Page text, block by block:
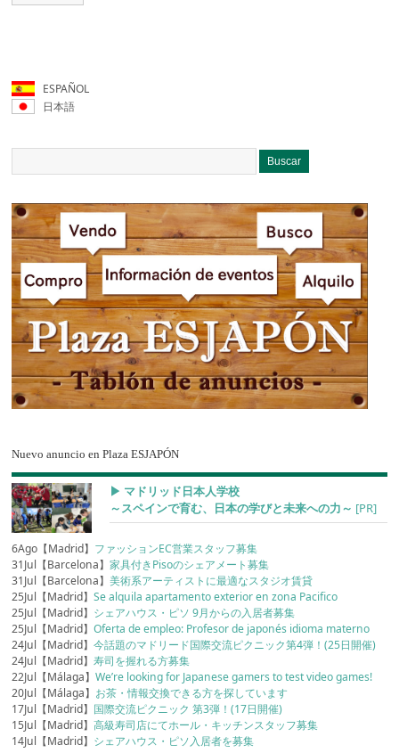
ESPAÑOL
日本語
Nuevo anuncio en Plaza ESJAPÓN
▶︎ マドリッド日本人学校
～スペインで育む、日本の学びと未来への力～ [PR]
6Ago【Madrid】 ファッションEC営業スタッフ募集
31Jul【Barcelona】家具付きPisoのシェアメート募集
31Jul【Barcelona】美術系アーティストに最適なスタジオ賃貸
25Jul【Madrid】Se alquila apartamento exterior en zona Pacifico
25Jul【Madrid】 シェアハウス・ピソ 9月からの入居者募集
25Jul【Madrid】Oferta de empleo: Profesor de japonés idioma materno
24Jul【Madrid】今話題のマドリード国際交流ピクニック第4弾！(25日開催)
24Jul【Madrid】寿司を握れる方募集
22Jul【Málaga】We’re looking for Japanese gamers to test video games!
20Jul【Málaga】 お茶・情報交換できる方を探しています
17Jul【Madrid】 国際交流ピクニック 第3弾！(17日開催)
15Jul【Madrid】高級寿司店にてホール・キッチンスタッフ募集
14Jul【Madrid】 シェアハウス・ピソ入居者を募集